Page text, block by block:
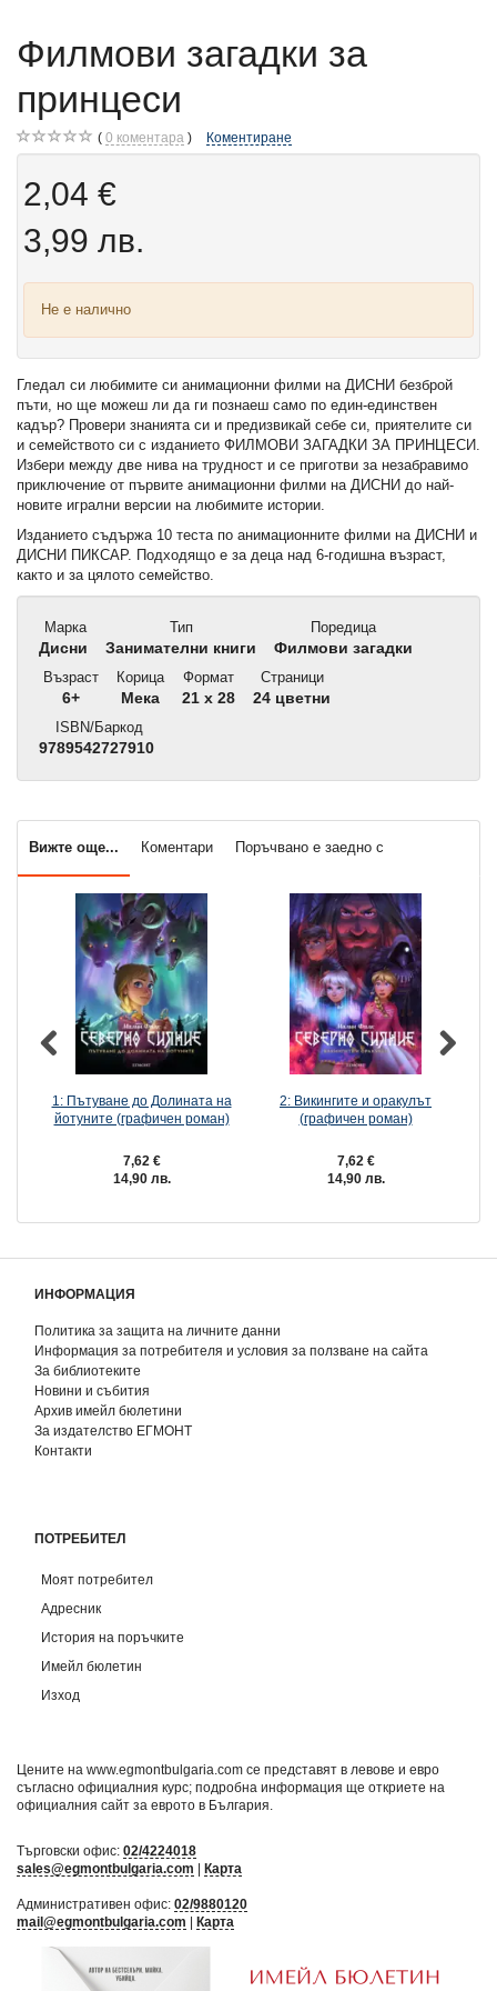
Филмови загадки за
принцеси
0 коментара Коментиране
2,04 €
3,99 лв.
Не е налично
Гледал си любимите си анимационни филми на ДИСНИ безброй
пъти, но ще можеш ли да ги познаеш само по един-единствен
кадър? Провери знанията си и предизвикай себе си, приятелите си
и семейството си с изданието ФИЛМОВИ ЗАГАДКИ ЗА ПРИНЦЕСИ.
Избери между две нива на трудност и се приготви за незабравимо
приключение от първите анимационни филми на ДИСНИ до най-
новите игрални версии на любимите истории.
Изданието съдържа 10 теста по анимационните филми на ДИСНИ и
ДИСНИ ПИКСАР. Подходящо е за деца над 6-годишна възраст,
както и за цялото семейство.
Марка
Дисни
Тип
Занимателни книги
Поредица
Филмови загадки
Възраст
6+
Корица
Мека
Формат
21 x 28
Страници
24 цветни
ISBN/Баркод
9789542727910
Вижте още... Коментари Поръчвано е заедно с
1: Пътуване до Долината на
йотуните (графичен роман)
7,62 €
14,90 лв.
2: Викингите и оракулът
(графичен роман)
7,62 €
14,90 лв.
ИНФОРМАЦИЯ
Политика за защита на личните данни
Информация за потребителя и условия за ползване на сайта
За библиотеките
Новини и събития
Архив имейл бюлетини
За издателство ЕГМОНТ
Контакти
ПОТРЕБИТЕЛ
Моят потребител
Адресник
История на поръчките
Имейл бюлетин
Изход
Цените на www.egmontbulgaria.com се представят в левове и евро
съгласно официалния курс; подробна информация ще откриете на
официалния сайт за еврото в България
Търговски офис: 02/4224018
sales@egmontbulgaria.com
Карта
Административен офис: 02/9880120
mail@egmontbulgaria.com
Карта